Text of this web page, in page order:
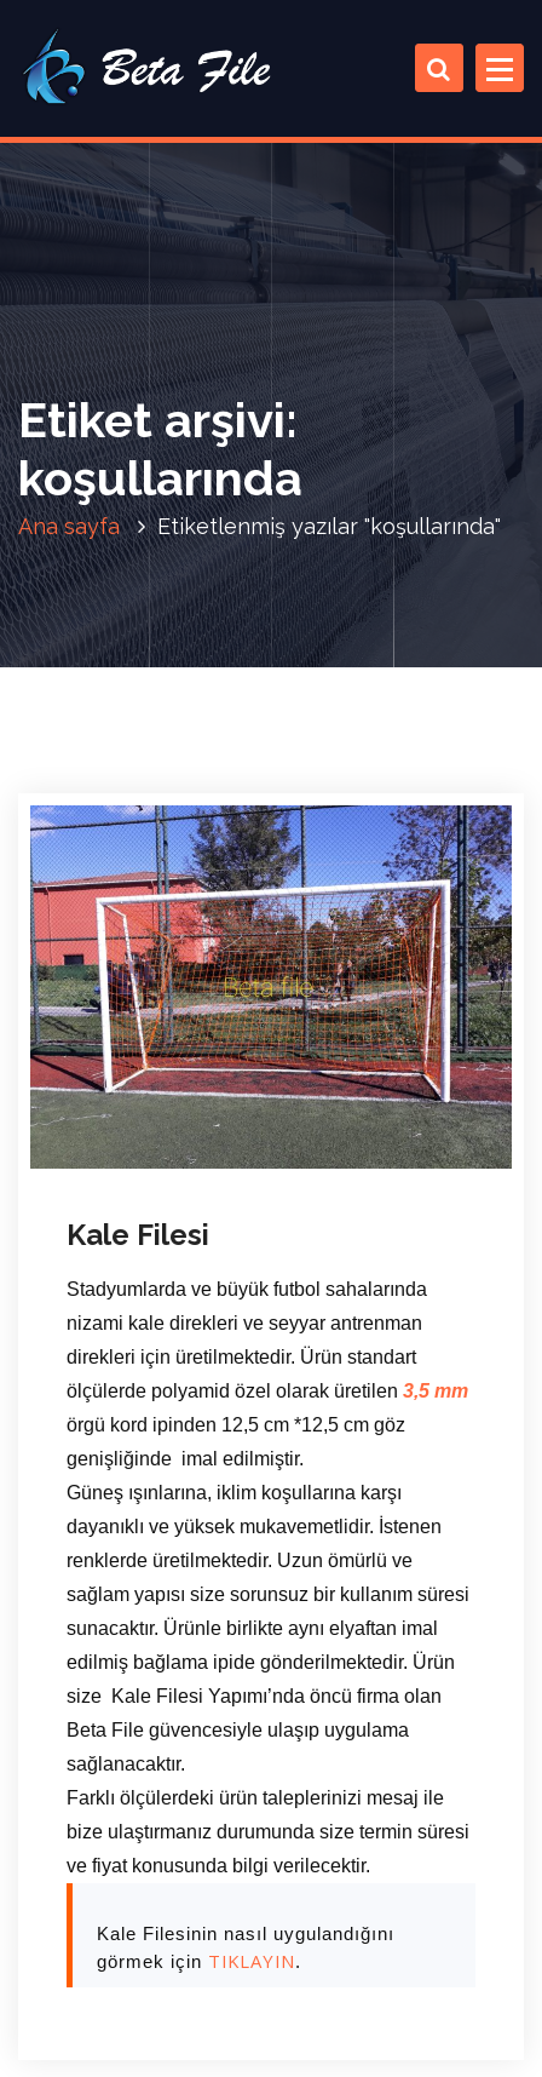
e
a
Etiket arşivi:
koşullarında
Ana sayfa Etiketlenmiş yazılar "koşullarında"
Kale Filesi
Stadyumlarda ve büyük futbol sahalarında
nizami kale direkleri ve seyyar antrenman
direkleri için üretilmektedir. Ürün standart
ölçülerde polyamid özel olarak üretilen 3,5 mm
örgü kord ipinden 12,5 cm *12,5 cm göz
genişliğinde imal edilmiştir.
Güneş ışınlarına, iklim koşullarına karşı
dayanıklı ve yüksek mukavemetlidir. İstenen
renklerde üretilmektedir. Uzun ömürlü ve
sağlam yapısı size sorunsuz bir kullanım süresi
sunacaktır. Ürünle birlikte aynı elyaftan imal
edilmiş bağlama ipide gönderilmektedir. Ürün
size Kale Filesi Yapımı’nda öncü firma olan
Beta File güvencesiyle ulaşıp uygulama
sağlanacaktır.
Farklı ölçülerdeki ürün taleplerinizi mesaj ile
bize ulaştırmanız durumunda size termin süresi
ve fiyat konusunda bilgi verilecektir.
Kale Filesinin nasıl uygulandığını
görmek için TIKLAYIN.